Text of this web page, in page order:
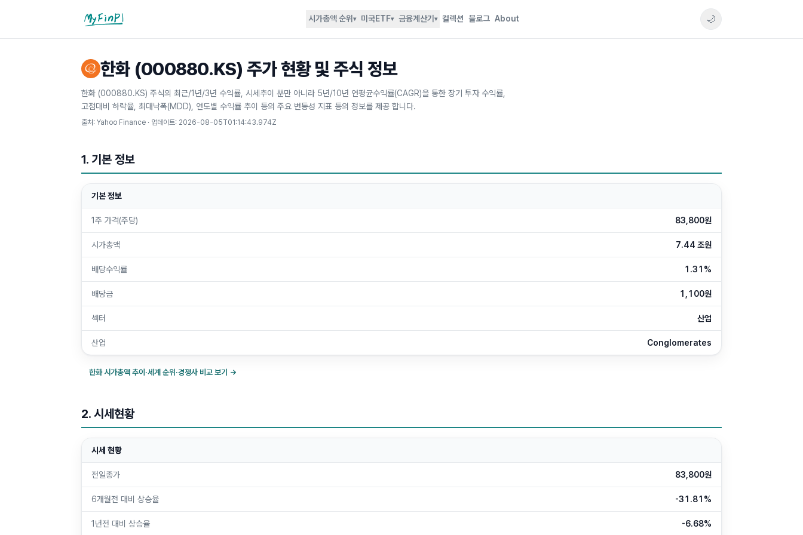
마이핀플
시가총액 순위 ▾ 미국ETF▾ 금융계산기 ▾ 컬렉션 블로그 About 🌙
한화 (000880.KS) 주가 현황 및 주식 정보
한화 (000880.KS) 주식의 최근/1년/3년 수익률, 시세추이 뿐만 아니라 5년/10년 연평균수익률(CAGR)을 통한 장기 투자 수익률,
고점대비 하락율, 최대낙폭(MDD), 연도별 수익률 추이 등의 주요 변동성 지표 등의 정보를 제공 합니다.
출처: Yahoo Finance · 업데이트: 2026-08-05T01:14:43.974Z
1. 기본 정보
기본 정보
1주 가격(주당) 83,800원
시가총액 7.44 조원
배당수익률 1.31%
배당금 1,100원
섹터 산업
산업 Conglomerates
한화시가총액 추이·세계 순위·경쟁사 비교 보기 →
2. 시세현황
시세 현황
전일종가 83,800원
6개월전 대비 상승율 -31.81%
1년전 대비 상승율 -6.68%